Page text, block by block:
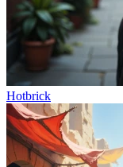
Hotbrick